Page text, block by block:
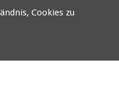
Cookies zu